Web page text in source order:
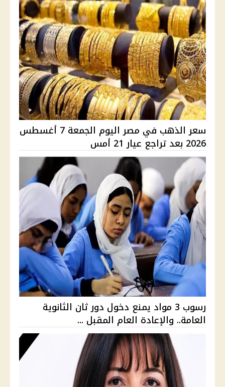
سعر الذهب في مصر اليوم الجمعة 7 أغسطس
2026 بعد تراجع عيار 21 أمس
رسوب 3 مواد يمنع دخول دور ثان الثانوية
العامة.. والإعادة العام المقبل ...